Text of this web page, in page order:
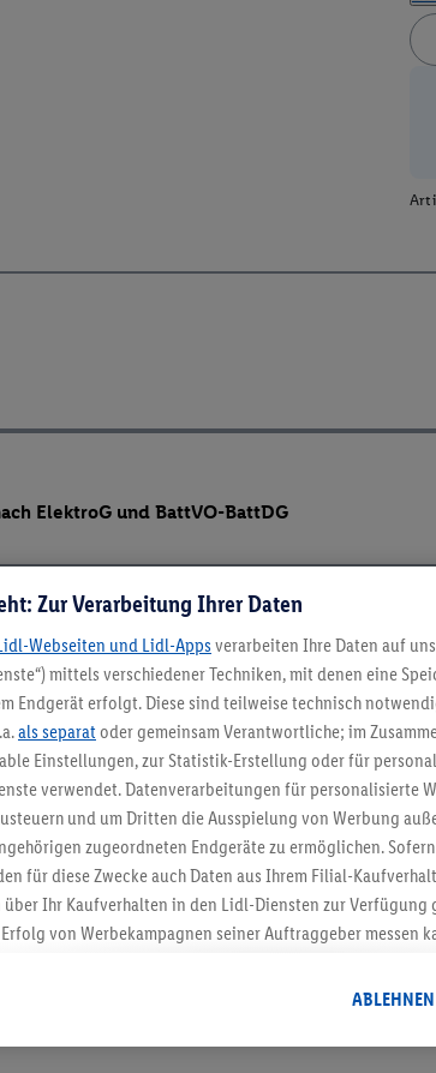
ElektroG und BattVO-BattDG
5.95 €
Jetzt zum
Zur Verarbeitung Ihrer Daten
Webseiten und Lidl-Apps verarbeiten Ihre Daten auf
mittels verschiedener Techniken, mit denen eine
Endgerät erfolgt. Diese sind teilweise technisch
als separat oder gemeinsam Verantwortliche; im
Einstellungen, zur Statistik-Erstellung oder für
verwendet. Datenverarbeitungen für personalisierte
und um Dritten die Ausspielung von Werbung
zugeordneten Endgeräte zu ermöglichen.
für diese Zwecke auch Daten aus Ihrem Filial-
über Ihr Kaufverhalten in den Lidl-Diensten zur Verfügung
von Werbekampagnen seiner Auftraggeber messen
Dies umfasst die Zusammenführung von Daten (z.B.
Diensten, Informationen aus Ihrem Kundenkonto - z.B.
auch über verschiedene Endgeräte und Lidl-Dienste
ABLEHNEN